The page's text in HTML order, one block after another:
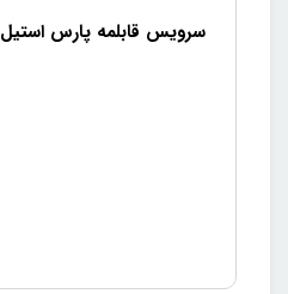
سرویس قابلمه پارس استیل 8 پارچه دسته باکالیت